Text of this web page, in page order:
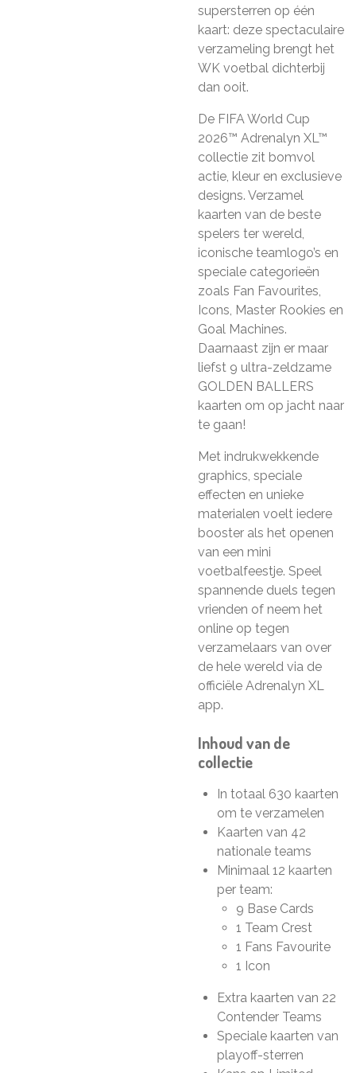
supersterren op één
kaart: deze spectaculaire
verzameling brengt het
WK voetbal dichterbij
dan ooit.
De FIFA World Cup
2026™ Adrenalyn XL™
collectie zit bomvol
actie, kleur en exclusieve
designs. Verzamel
kaarten van de beste
spelers ter wereld,
iconische teamlogo’s en
speciale categorieën
zoals Fan Favourites,
Icons, Master Rookies en
Goal Machines.
Daarnaast zijn er maar
liefst 9 ultra-zeldzame
GOLDEN BALLERS
kaarten om op jacht naar
te gaan!
Met indrukwekkende
graphics, speciale
effecten en unieke
materialen voelt iedere
booster als het openen
van een mini
voetbalfeestje. Speel
spannende duels tegen
vrienden of neem het
online op tegen
verzamelaars van over
de hele wereld via de
officiële Adrenalyn XL
app.
Inhoud van de
collectie
In totaal 630 kaarten
om te verzamelen
Kaarten van 42
nationale teams
Minimaal 12 kaarten
per team:
9 Base Cards
1 Team Crest
1 Fans Favourite
1 Icon
Extra kaarten van 22
Contender Teams
Speciale kaarten van
playoff-sterren